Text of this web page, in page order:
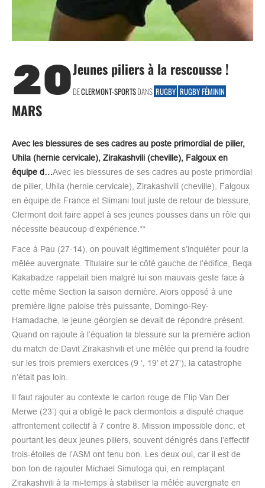
20
MARS
Jeunes piliers à la rescousse !
DECLERMONT-SPORTSDANS RUGBY RUGBY FÉMININ
Avec les blessures de ses cadres au poste primordial de pilier,
Uhila (hernie cervicale), Zirakashvili (cheville), Falgoux en
équipe d…Avec les blessures de ses cadres au poste primordial
de pilier, Uhila (hernie cervicale), Zirakashvili (cheville), Falgoux
en équipe de France et Slimani tout juste de retour de blessure,
Clermont doit faire appel à ses jeunes pousses dans un rôle qui
nécessite beaucoup d’expérience.**
Face à Pau (27-14), on pouvait légitimement s’inquiéter pour la
mêlée auvergnate. Titulaire sur le côté gauche de l’édifice, Beqa
Kakabadze rappelait bien malgré lui son mauvais geste face à
cette même Section la saison dernière. Alors opposé à une
première ligne paloise très puissante, Domingo-Rey-
Hamadache, le jeune géorgien se devait de répondre présent.
Quand on rajoute à l’équation la blessure sur la première action
du match de Davit Zirakashvili et une mêlée qui prend la foudre
sur les trois premiers exercices (9 ‘, 19’ et 27’), la catastrophe
n’était pas loin.
Il faut rajouter au contexte le carton rouge de Flip Van Der
Merwe (23’) qui a obligé le pack clermontois a disputé chaque
affrontement collectif à 7 contre 8. Mission impossible donc, et
pourtant les deux jeunes piliers, souvent dénigrés dans l’effectif
trois-étoiles de l’ASM ont tenu bon. Les deux oui, car il est de
bon ton de rajouter Michael Simutoga qui, en remplaçant
Zirakashvili à la mi-temps à stabiliser la mêlée auvergnate en